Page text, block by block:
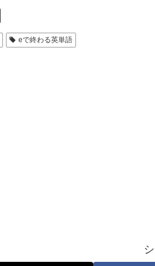
eで終わる英単語